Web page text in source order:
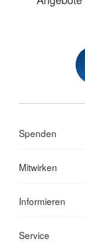
Spenden
Mitwirken
Informieren
Service